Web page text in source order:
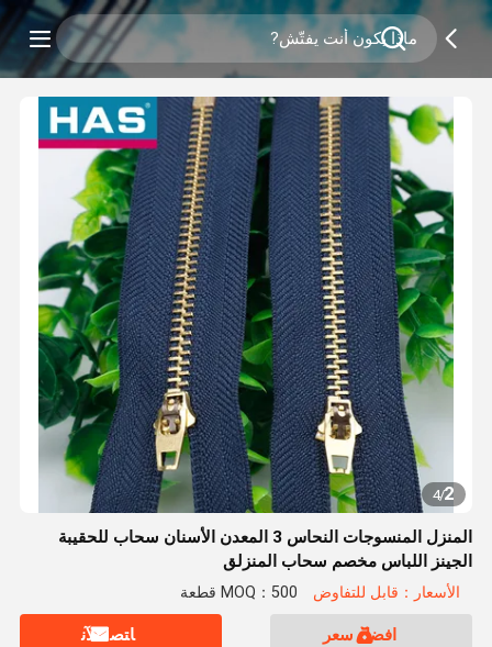
2
/
4
المنزل المنسوجات النحاس 3 المعدن الأسنان سحاب للحقيبة
الجينز اللباس مخصم سحاب المنزلق
الأسعار：قابل للتفاوض MOQ：500 قطعة
افضل سعر ﺎﺘﺼﻟ ﺍﻶﻧ